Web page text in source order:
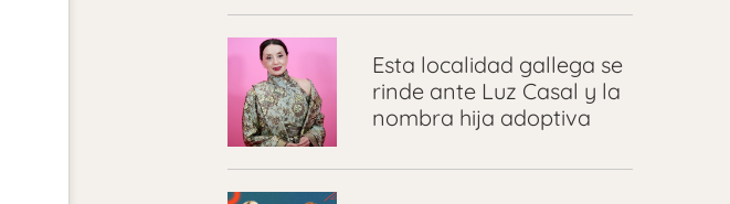
Esta localidad gallega se
rinde ante Luz Casal y la
nombra hija adoptiva